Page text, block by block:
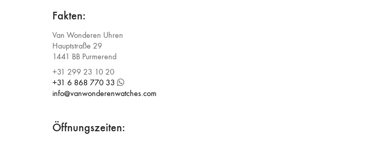
Fakten:
Van Wonderen Uhren
Hauptstraße 29
1441 BB Purmerend
+31 299 23 10 20
+31 6 868 770 33
info@vanwonderenwatches.com
Öffnungszeiten: